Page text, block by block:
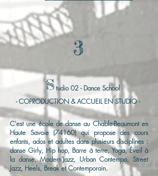
3
Studio 02 - Dance School
- COPRODUCTION & ACCUEIL EN STUDIO -
C'est une école de danse au Chable-Beaumont en
Haute Savoie (74160) qui propose des cours
enfants, ados et adultes dans plusieurs disciplines :
danse Girly, Hip hop, Barre à terre, Yoga, Éveil à
la danse, Modern’Jazz, Urban Contempo, Street
Jazz, Heels, Break et Contemporain.